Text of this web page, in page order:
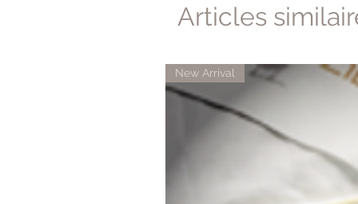
Articles
New Arrival